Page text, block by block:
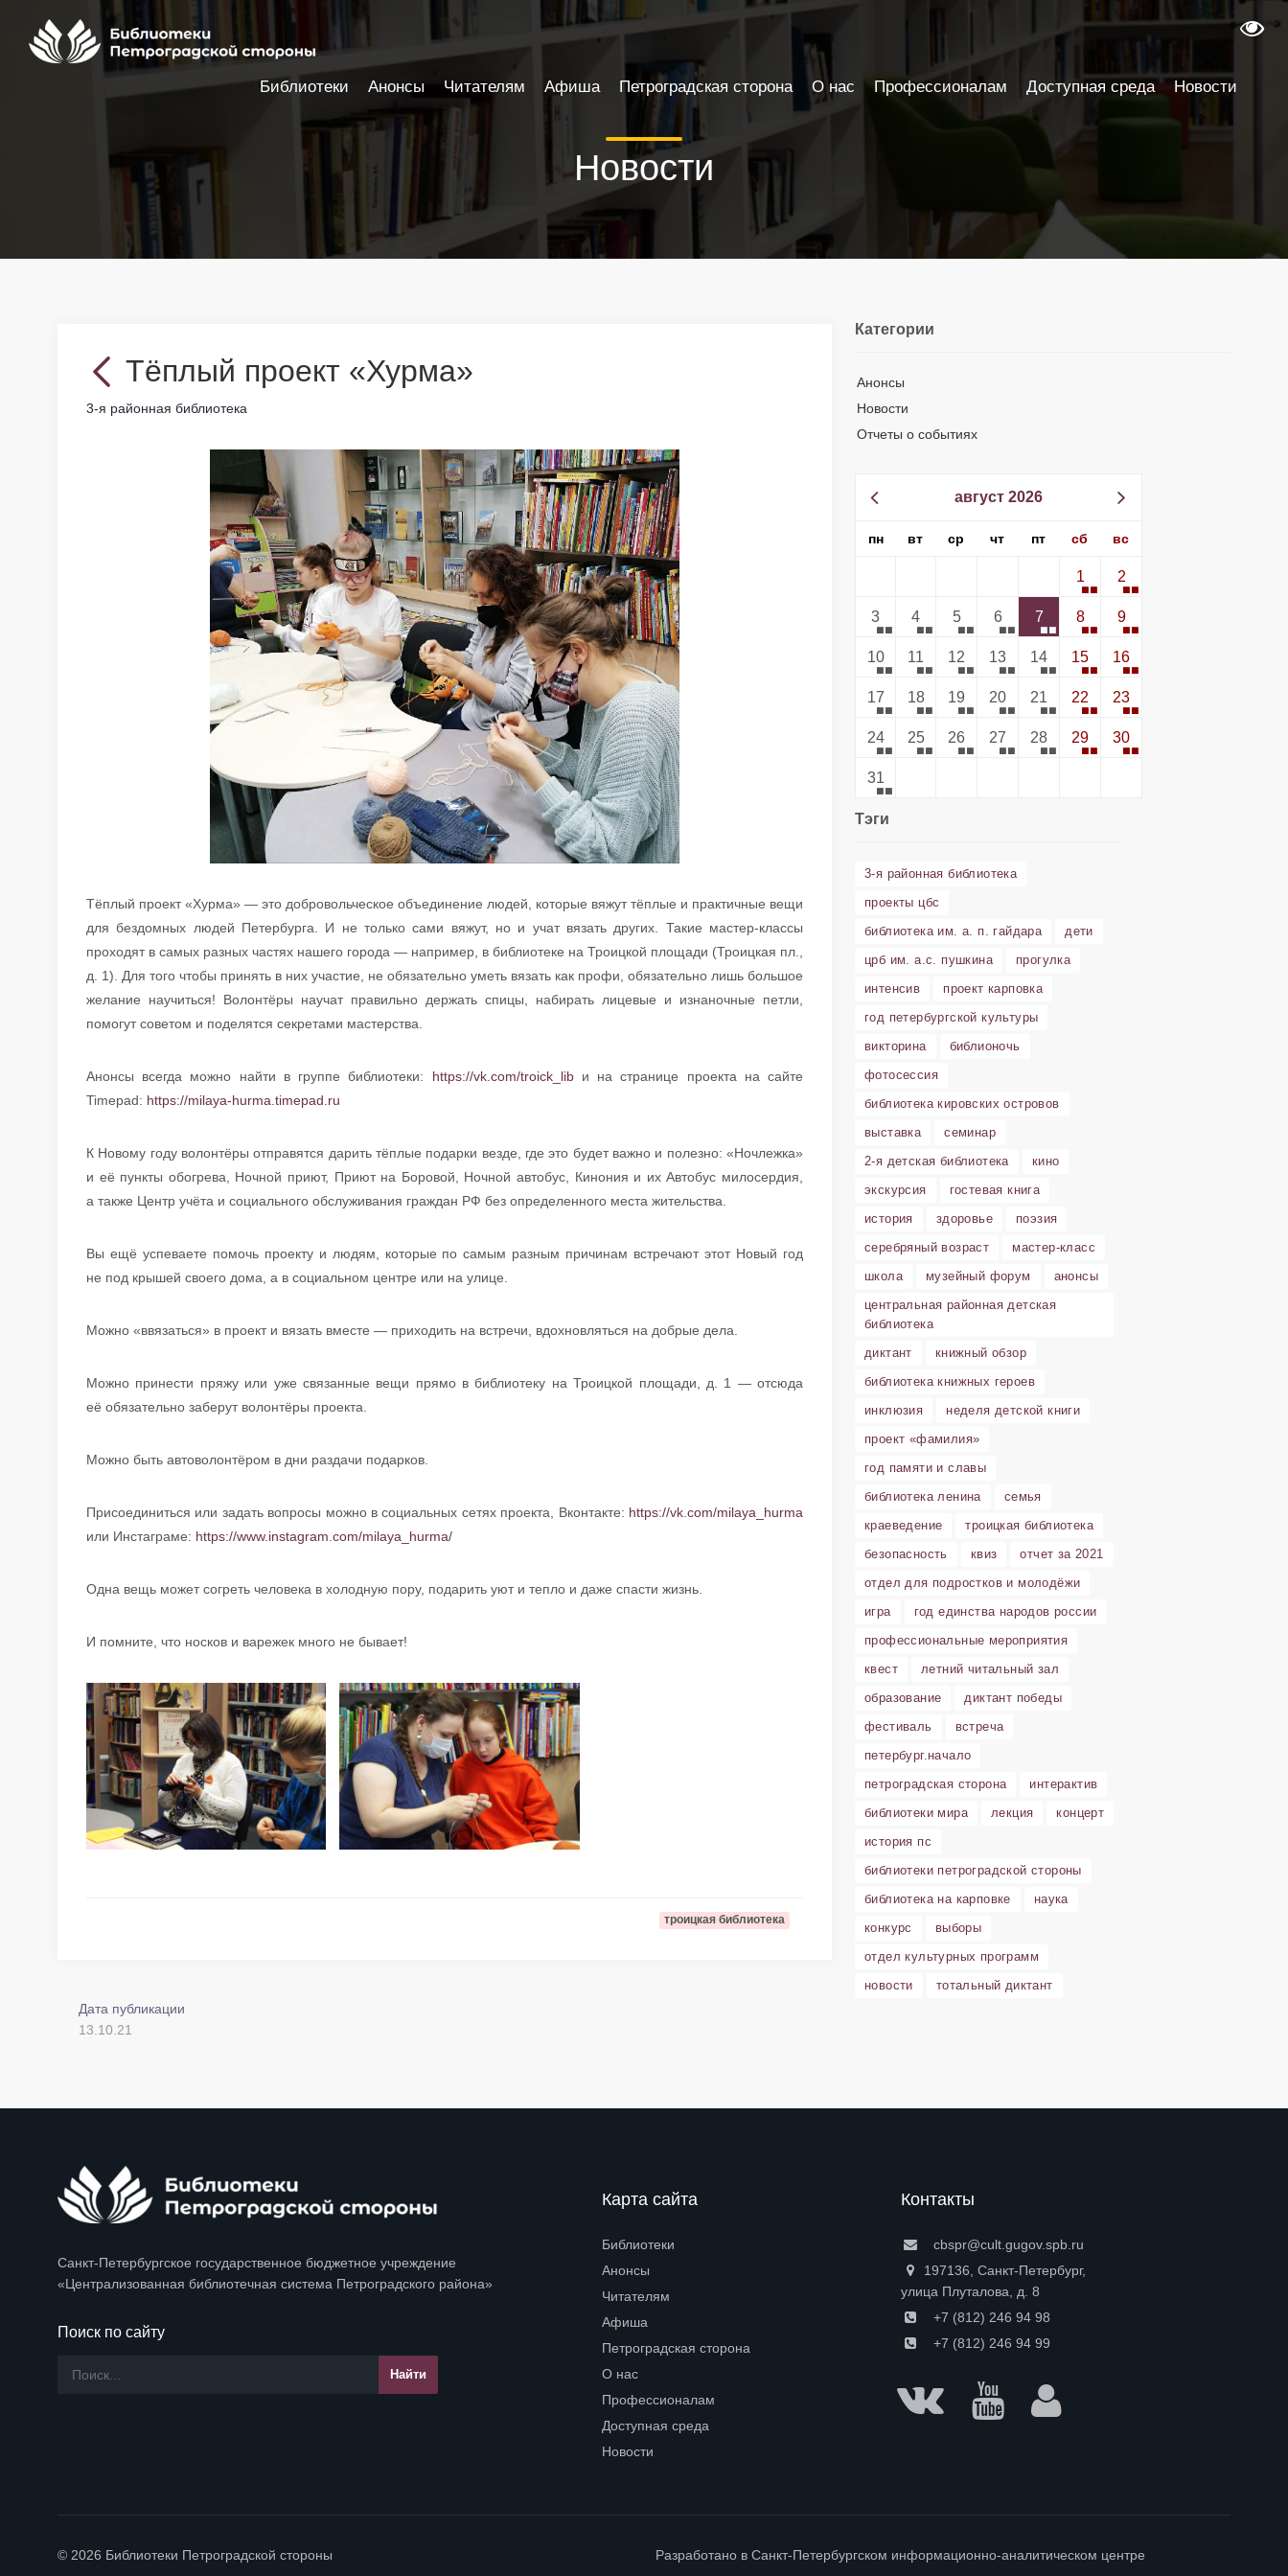
Новости
Тёплый проект «Хурма»
3-я районная библиотека
Тёплый проект «Хурма» — это добровольческое объединение людей, которые вяжут тёплые и практичные вещи
для бездомных людей Петербурга. И не только сами вяжут, но и учат вязать других. Такие мастер-классы
проходят в самых разных частях нашего города — например, в библиотеке на Троицкой площади (Троицкая пл.,
д. 1). Для того чтобы принять в них участие, не обязательно уметь вязать как профи, обязательно лишь большое
желание научиться! Волонтёры научат правильно держать спицы, набирать лицевые и изнаночные петли,
помогут советом и поделятся секретами мастерства.
Анонсы всегда можно найти в группе библиотеки: https://vk.com/troick_libи на странице проекта на сайте
Timepad: https://milaya-hurma.timepad.ru
К Новому году волонтёры отправятся дарить тёплые подарки везде, где это будет важно и полезно: «Ночлежка»
и её пункты обогрева, Ночной приют, Приют на Боровой, Ночной автобус, Кинония и их Автобус милосердия,
а также Центр учёта и социального обслуживания граждан РФ без определенного места жительства.
Вы ещё успеваете помочь проекту и людям, которые по самым разным причинам встречают этот Новый год
не под крышей своего дома, а в социальном центре или на улице.
Можно «ввязаться» в проект и вязать вместе — приходить на встречи, вдохновляться на добрые дела.
Можно принести пряжу или уже связанные вещи прямо в библиотеку на Троицкой площади, д. 1 — отсюда
её обязательно заберут волонтёры проекта.
Можно быть автоволонтёром в дни раздачи подарков.
Присоединиться или задать вопросы можно в социальных сетях проекта, Вконтакте: https://vk.com/milaya_hurma
или Инстаграме: https://www.instagram.com/milaya_hurma/
Одна вещь может согреть человека в холодную пору, подарить уют и тепло и даже спасти жизнь.
И помните, что носков и варежек много не бывает!
троицкая библиотека
Дата публикации
13.10.21
Категории
Анонсы
Новости
Отчеты о событиях
август 2026
пн вт ср чт пт сб вс
1 2
3 4 5 6 7 8 9
10 11 12 13 14 15 16
17 18 19 20 21 22 23
24 25 26 27 28 29 30
31
Тэги
3-я районная библиотека
проекты цбс
библиотека им. а. п. гайдара
дети
црб им. а.с. пушкина
прогулка
интенсив
проект карповка
год петербургской культуры
викторина
библионочь
фотосессия
библиотека кировских островов
выставка
семинар
2-я детская библиотека
кино
экскурсия
гостевая книга
история
здоровье
поэзия
серебряный возраст
мастер-класс
школа
музейный форум
анонсы
центральная районная детская
библиотека
диктант
книжный обзор
библиотека книжных героев
инклюзия
неделя детской книги
проект «фамилия»
год памяти и славы
библиотека ленина
семья
краеведение
троицкая библиотека
безопасность
квиз
отчет за 2021
отдел для подростков и молодёжи
игра
год единства народов россии
профессиональные мероприятия
квест
летний читальный зал
образование
диктант победы
фестиваль
встреча
петербург.начало
петроградская сторона
интерактив
библиотеки мира
лекция
концерт
история пс
библиотеки петроградской стороны
библиотека на карповке
наука
конкурс
выборы
отдел культурных программ
новости
тотальный диктант
Санкт-Петербургское государственное бюджетное учреждение
«Централизованная библиотечная система Петроградского района»
Поиск по сайту
Карта сайта
Библиотеки
Анонсы
Читателям
Афиша
Петроградская сторона
О нас
Профессионалам
Доступная среда
Новости
Контакты
cbspr@cult.gugov.spb.ru
197136, Санкт-Петербург,
улица Плуталова, д. 8
+7 (812) 246 94 98
+7 (812) 246 94 99
© 2026 Библиотеки Петроградской стороны
Разработано в Санкт-Петербургском информационно-аналитическом центре
Библиотеки Анонсы Читателям Афиша Петроградская сторона О нас Профессионалам Доступная среда Новости
Настройки доступности